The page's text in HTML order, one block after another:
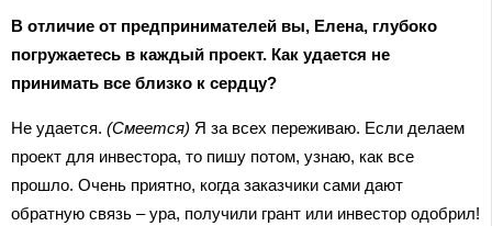
В отличие от предпринимателей вы, Елена, глубоко
погружаетесь в каждый проект. Как удается не
принимать все близко к сердцу?
Не удается. (Смеется) Я за всех переживаю. Если делаем
проект для инвестора, то пишу потом, узнаю, как все
прошло. Очень приятно, когда заказчики сами дают
обратную связь – ура, получили грант или инвестор одобрил!